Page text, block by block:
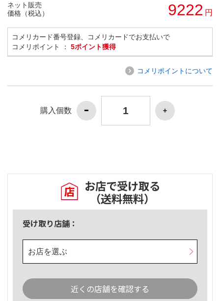
ネット販売
価格（税込）
9222 円
コメリカード番号登録、コメリカードでお支払いで
コメリポイント ： 5ポイント獲得
コメリポイントについて
購入個数
お店で受け取る
（送料無料）
受け取り店舗：
お店を選ぶ
近くの店舗を確認する